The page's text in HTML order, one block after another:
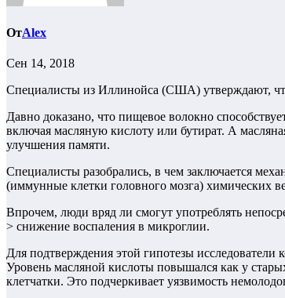
ОтAlex
Сен 14, 2018
Специалисты из Иллинойса (США) утверждают,
Давно доказано, что пищевое волокно
включая масляную кислоту или бутират. А
улучшения памяти.
Специалисты разобрались, в чем заключается
(иммунные клетки головного мозга) химических
Впрочем, люди вряд ли смогут употреблять
> снижение воспаления в микроглии.
Для подтверждения этой гипотезы
Уровень масляной кислоты повышался как у
клетчатки. Это подчеркивает уязвимость